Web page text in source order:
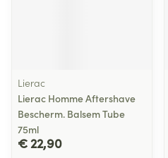
Lierac
Lierac Homme Aftershave
Bescherm. Balsem Tube
75ml
€ 22,90